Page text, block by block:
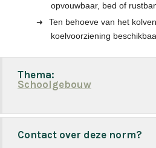
opvouwbaar, bed of
Ten behoeve van het
koelvoorziening
Thema:
Schoolgebouw
Contact over deze norm?